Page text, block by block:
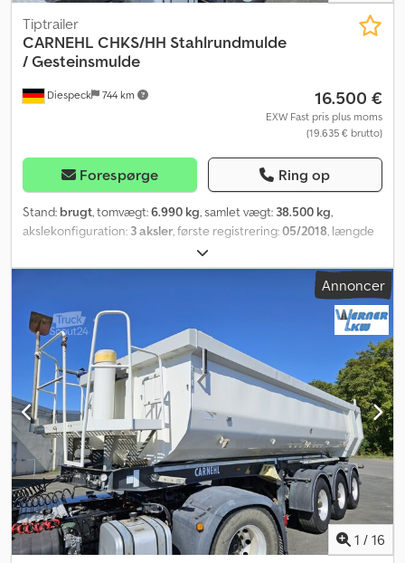
Diespeck 744 km
Tiptrailer
CARNEHL CHKS/HH Stahlrundmulde
/ Gesteinsmulde
16.500 €
EXW Fast pris plus moms
(19.635 € brutto)
Forespørge Ring op
Stand: brugt, tomvægt:6.990 kg, samlet vægt: 38.500 kg,
akslekonfiguration: 3 aksler, første registrering:05/2018, længde
, læsningsbredde:
1.460 mm, lastepladsvolumen:24 m³, dækstørrelse:385/65 R22,5,
, Skivebremser EBS
Nyttelast 31.510 kg Luftaffjedring med løftefunktion Bundplade: 7
mm + 6 mm forstærkning under bundpladen Hydraulisk bagklap
med svingfunktion Cedezp Nbaspfx Aqgjrf Rullepresenning
Platform SAF-aksler Alcoa aluminiumfælge Underkøringssikring,
sammenklappelig Med forbehold for fejl.
Annoncer
1 / 16